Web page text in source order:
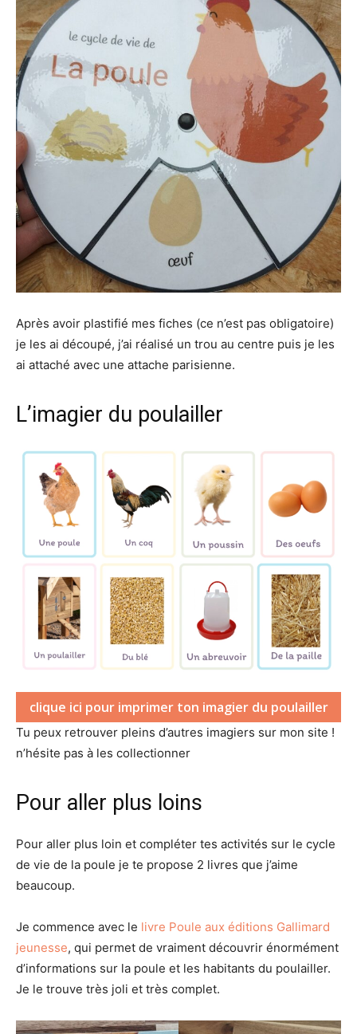
Après avoir plastifié mes fiches (ce n’est pas obligatoire)
je les ai découpé, j’ai réalisé un trou au centre puis je les
ai attaché avec une attache parisienne.
L’imagier du poulailler
clique ici pour imprimer ton imagier du poulailler
Tu peux retrouver pleins d’autres imagiers sur mon site !
n’hésite pas à les collectionner
Pour aller plus loins
Pour aller plus loin et compléter tes activités sur le cycle
de vie de la poule je te propose 2 livres que j’aime
beaucoup.
Je commence avec le livre Poule aux éditions Gallimard
jeunesse, qui permet de vraiment découvrir énormément
d’informations sur la poule et les habitants du poulailler.
Je le trouve très joli et très complet.